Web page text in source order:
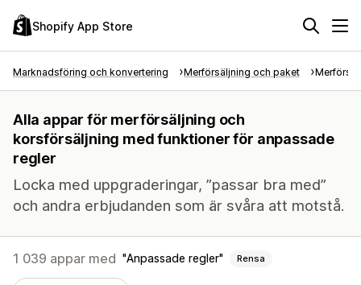
Shopify App Store
Marknadsföring och konvertering Merförsäljning och paket
Alla appar för merförsäljning och
korsförsäljning med funktioner för anpassade
regler
Locka med uppgraderingar, ”passar bra med”
och andra erbjudanden som är svåra att motstå.
1 039 appar med Anpassade regler Rensa